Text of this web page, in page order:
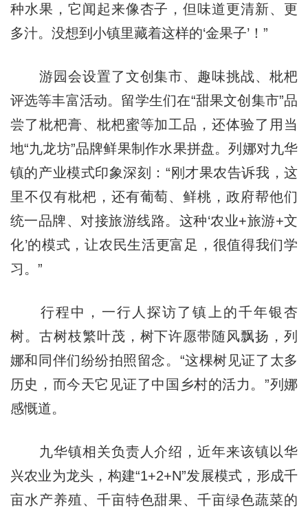
种水果，它闻起来像杏子，但味道更清新、更
多汁。没想到小镇里藏着这样的‘金果子’！”
游园会设置了文创集市、趣味挑战、枇杷
评选等丰富活动。留学生们在“甜果文创集市”品
尝了枇杷膏、枇杷蜜等加工品，还体验了用当
地“九龙坊”品牌鲜果制作水果拼盘。列娜对九华
镇的产业模式印象深刻：“刚才果农告诉我，这
里不仅有枇杷，还有葡萄、鲜桃，政府帮他们
统一品牌、对接旅游线路。这种‘农业+旅游+文
化’的模式，让农民生活更富足，很值得我们学
习。”
行程中，一行人探访了镇上的千年银杏
树。古树枝繁叶茂，树下许愿带随风飘扬，列
娜和同伴们纷纷拍照留念。“这棵树见证了太多
历史，而今天它见证了中国乡村的活力。”列娜
感慨道。
九华镇相关负责人介绍，近年来该镇以华
兴农业为龙头，构建“1+2+N”发展模式，形成千
亩水产养殖、千亩特色甜果、千亩绿色蔬菜的